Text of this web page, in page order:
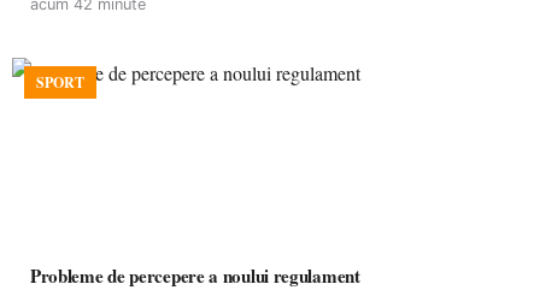
acum 42 minute
SPORT
Probleme de percepere a noului regulament